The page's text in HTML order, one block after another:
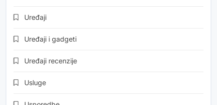
Uređaji
Uređaji i gadgeti
Uređaji recenzije
Usluge